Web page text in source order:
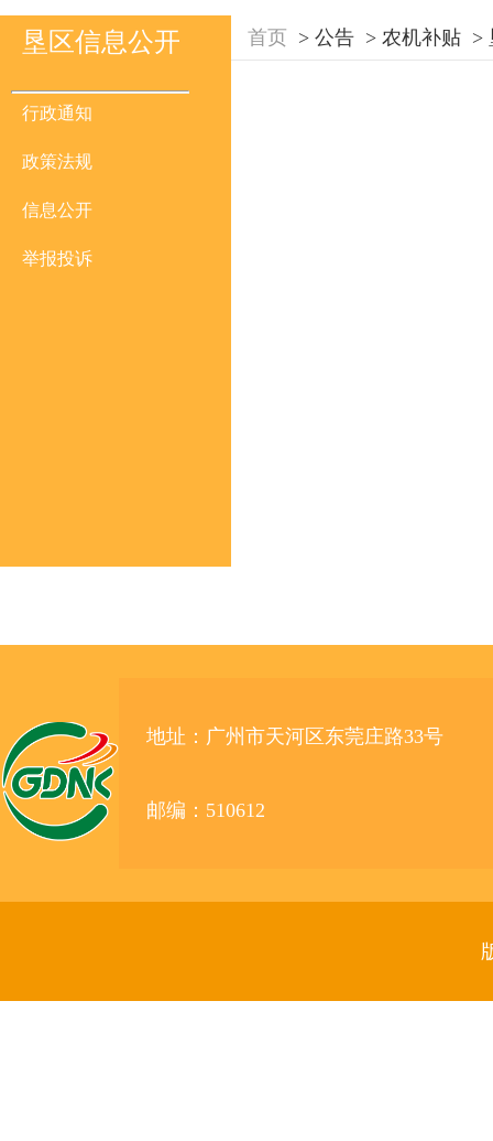
垦区信息公开
行政通知
政策法规
信息公开
举报投诉
首页 > 公告 > 农机补贴 >
地址：广州市天河区东莞庄路33号
邮编：510612